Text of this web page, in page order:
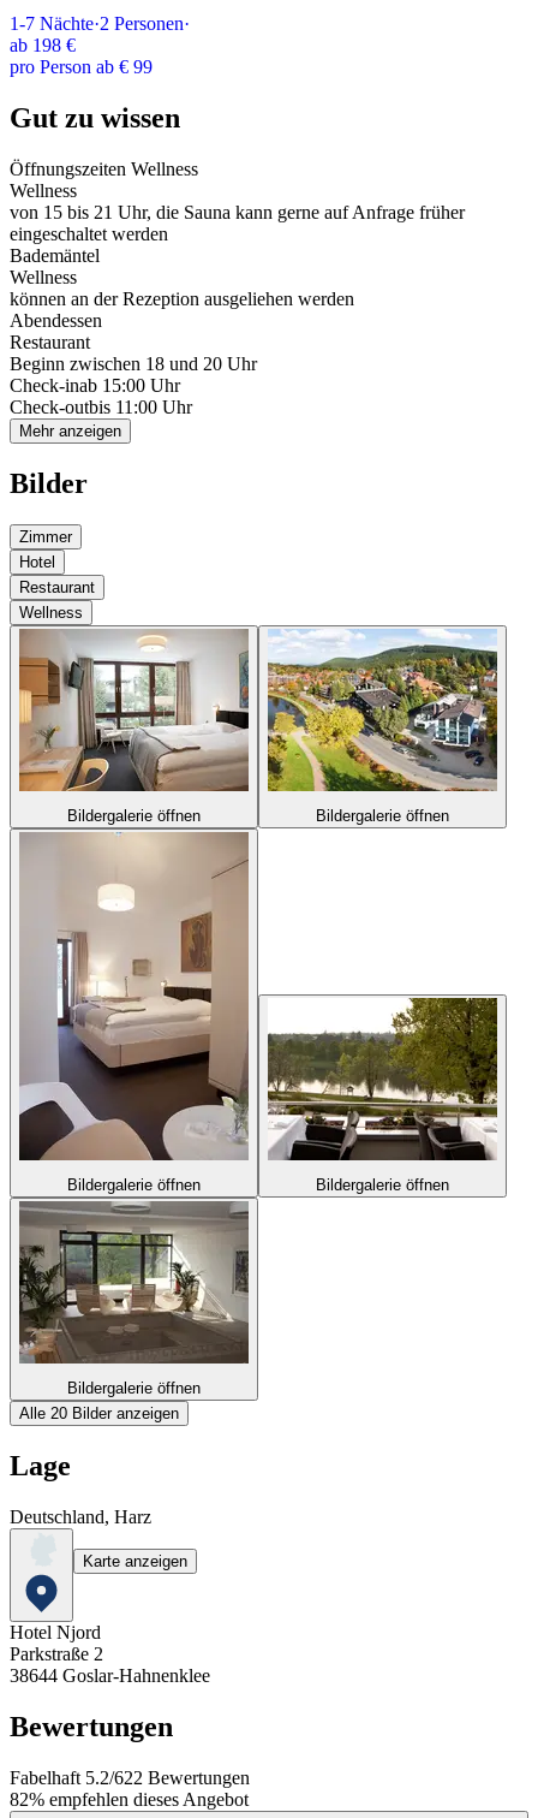
1-7 Nächte·2 Personen·
ab 198 €
pro Person ab € 99
Gut zu wissen
Öffnungszeiten Wellness
Wellness
von 15 bis 21 Uhr, die Sauna kann gerne auf Anfrage früher
eingeschaltet werden
Bademäntel
Wellness
können an der Rezeption ausgeliehen werden
Abendessen
Restaurant
Beginn zwischen 18 und 20 Uhr
Check-inab 15:00 Uhr
Check-outbis 11:00 Uhr
Mehr anzeigen
Bilder
Zimmer
Hotel
Restaurant
Wellness
Bildergalerie öffnen Bildergalerie öffnen
Bildergalerie öffnen Bildergalerie öffnen
Bildergalerie öffnen
Alle 20 Bilder anzeigen
Lage
Deutschland, Harz
Karte anzeigen
Hotel Njord
Parkstraße 2
38644 Goslar-Hahnenklee
Bewertungen
Fabelhaft 5.2/622 Bewertungen
82% empfehlen dieses Angebot